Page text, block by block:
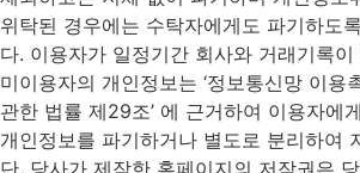
위탁된 경우에는 수탁자에게도 파기하도
다. 이용자가 일정기간 회사와 거래기록
미이용자의 개인정보는 ‘정보통신망 이용
관한 법률 제29조’ 에 근거하여 이용자에
개인정보를 파기하거나 별도로 분리하여
단, 당사가 제작한 홈페이지의 저작권은